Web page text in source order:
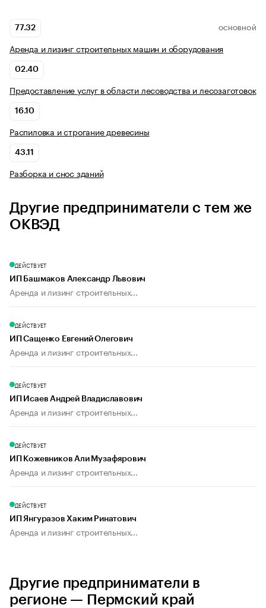
77.32 ОСНОВНОЙ
Аренда и лизинг строительных машин и оборудования
02.40
Предоставление услуг в области лесоводства и лесозаготовок
16.10
Распиловка и строгание древесины
43.11
Разборка и снос зданий
Другие предприниматели с тем же
ОКВЭД
ДЕЙСТВУЕТ
ИП Башмаков Александр Львович
Аренда и лизинг строительных...
ДЕЙСТВУЕТ
ИП Сащенко Евгений Олегович
Аренда и лизинг строительных...
ДЕЙСТВУЕТ
ИП Исаев Андрей Владиславович
Аренда и лизинг строительных...
ДЕЙСТВУЕТ
ИП Кожевников Али Музафярович
Аренда и лизинг строительных...
ДЕЙСТВУЕТ
ИП Янгуразов Хаким Ринатович
Аренда и лизинг строительных...
Другие предприниматели в
регионе — Пермский край